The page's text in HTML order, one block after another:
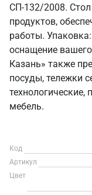
СП-132/2008.
продуктов,
работы.
оснащение
Казань» также
посуды, тележки
технологические,
мебель.
Код
Артикул
Цвет